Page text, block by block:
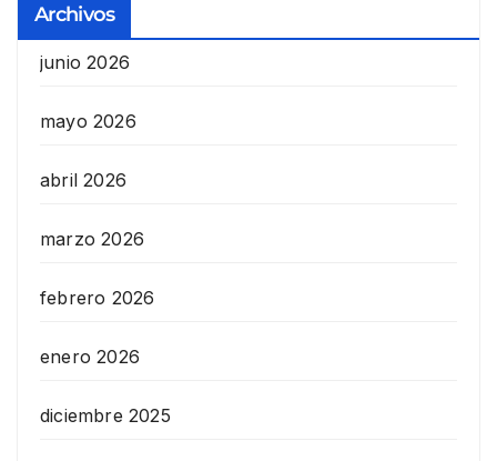
Archivos
junio 2026
mayo 2026
abril 2026
marzo 2026
febrero 2026
enero 2026
diciembre 2025